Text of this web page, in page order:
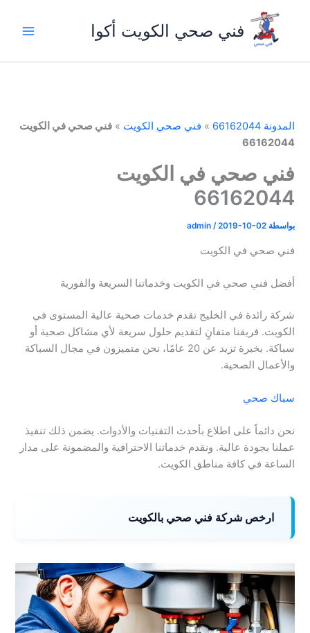
المحتوى
فني صحي الكويت أكوا
المدونة 66162044 » فني صحي الكويت »فني صحي في الكويت
66162044
فني صحي في الكويت
66162044
بواسطة admin /2019-10-02
فني صحي في الكويت
أفضل فني صحي في الكويت وخدماتنا السريعة والفورية
شركة رائدة في الخليج تقدم خدمات صحية عالية المستوى في
الكويت. فريقنا متفانٍ لتقديم حلول سريعة لأي مشاكل صحية أو
سباكة. بخبرة تزيد عن 20 عامًا، نحن متميزون في مجال السباكة
والأعمال الصحية.
سباك صحي
نحن دائماً على اطلاع بأحدث التقنيات والأدوات. يضمن ذلك تنفيذ
عملنا بجودة عالية. ونقدم خدماتنا الاحترافية والمضمونة على مدار
الساعة في كافة مناطق الكويت.
ارخص شركة فني صحي بالكويت